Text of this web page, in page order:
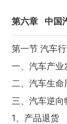
第六章 中国
第一节 汽车
一、汽车产业
二、汽车生命
三、汽车逆
1、产品退货